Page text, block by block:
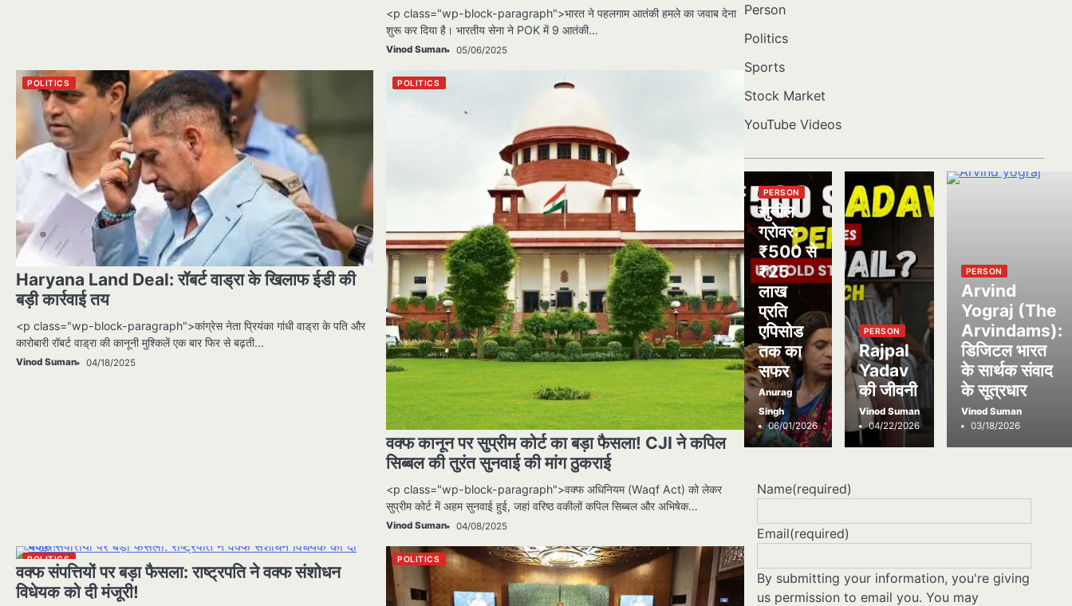
<p class="wp-block-paragraph">भारत ने पहलगाम आतंकी हमले का जवाब देना
शुरू कर दिया है। भारतीय सेना ने POK में 9 आतंकी…
Vinod Suman 05/06/2025
POLITICS
Haryana Land Deal: रॉबर्ट वाड्रा के खिलाफ ईडी की
बड़ी कार्रवाई तय
<p class="wp-block-paragraph">कांग्रेस नेता प्रियंका गांधी वाड्रा के पति और
कारोबारी रॉबर्ट वाड्रा की कानूनी मुश्किलें एक बार फिर से बढ़ती…
Vinod Suman 04/18/2025
POLITICS
वक्फ कानून पर सुप्रीम कोर्ट का बड़ा फैसला! CJI ने कपिल
सिब्बल की तुरंत सुनवाई की मांग ठुकराई
<p class="wp-block-paragraph">वक्फ अधिनियम (Waqf Act) को लेकर
सुप्रीम कोर्ट में अहम सुनवाई हुई, जहां वरिष्ठ वकीलों कपिल सिब्बल और अभिषेक…
Vinod Suman 04/08/2025
POLITICS
वक्फ संपत्तियों पर बड़ा फैसला: राष्ट्रपति ने वक्फ संशोधन
विधेयक को दी मंजूरी!
POLITICS
Person
Politics
Sports
Stock Market
YouTube Videos
PERSON
सुनील
ग्रोवर:
₹500 से
₹25
लाख
प्रति
एपिसोड
तक का
सफर
Anurag
Singh
06/01/2026
PERSON
Rajpal
Yadav
की जीवनी
Vinod Suman
04/22/2026
PERSON
Arvind
Yograj (The
Arvindams):
डिजिटल भारत
के सार्थक संवाद
के सूत्रधार
Vinod Suman
03/18/2026
Name(required)
Email(required)
By submitting your information, you're giving
us permission to email you. You may